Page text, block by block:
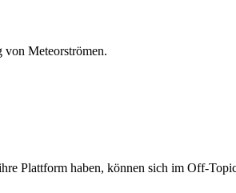
von Meteorströmen.
Plattform haben, können sich im Off-